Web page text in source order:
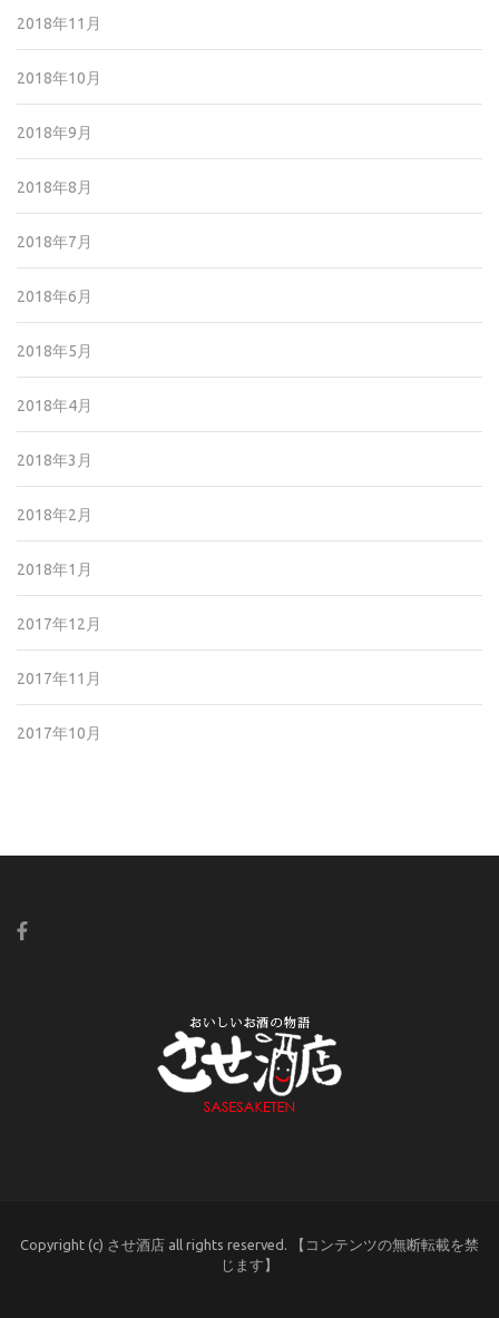
2018年11月
2018年10月
2018年9月
2018年8月
2018年7月
2018年6月
2018年5月
2018年4月
2018年3月
2018年2月
2018年1月
2017年12月
2017年11月
2017年10月
Copyright (c) させ酒店 all rights reserved. 【コンテンツの無断転載を禁
じます】